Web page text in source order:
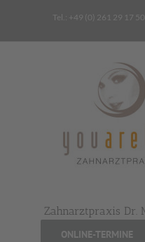
springen
Tel.: +49 (0) 261 29 17
Zahnarztpraxis Dr.
ONLINE-TERMINE